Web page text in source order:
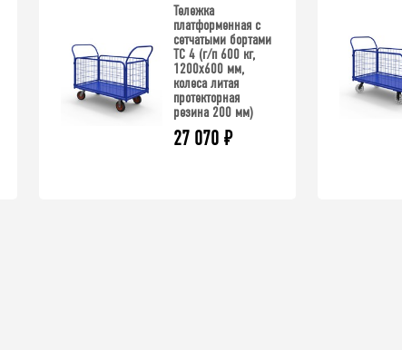
Тележка
платформенная с
сетчатыми бортами
ТС 4 (г/п 600 кг,
1200x600 мм,
колеса литая
протекторная
резина 200 мм)
27 070 ₽